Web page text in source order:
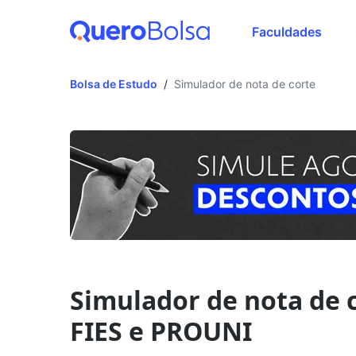
Faculdades
Bolsa de Estudo / Simulador de nota de corte
Simulador de nota de
FIES e PROUNI